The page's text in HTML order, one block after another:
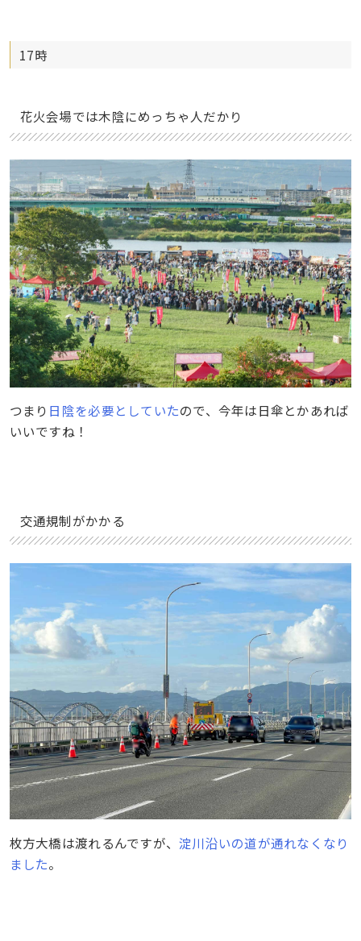
17時
花火会場では木陰にめっちゃ人だかり
つまり 日陰を必要としていたので、今年は日傘とかあれば
いいですね！
交通規制がかかる
枚方大橋は渡れるんですが、淀川沿いの道が通れなくなり
ました。